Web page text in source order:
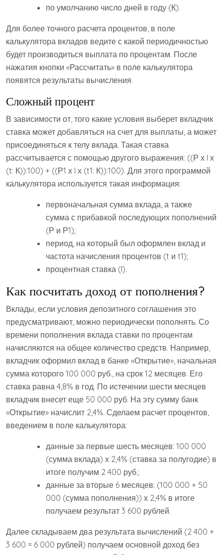
по умолчанию число дней в году (К).
Для более точного расчета процентов, в поле
калькулятора вкладов ведите с какой периодичностью
будет производиться выплата по процентам. После
нажатия кнопки «Рассчитать» в поле калькулятора
появятся результаты вычисления.
Сложный процент
В зависимости от, того какие условия выберет вкладчик
ставка может добавляться на счет для выплаты, а может
присоединяться к телу вклада. Такая ставка
рассчитывается с помощью другого выражения: ((Р х I х
(t: К)):100) + ((Р1 х I х (t1: К)):100). Для этого программой
калькулятора используется такая информация:
первоначальная сумма вклада, а также
сумма с прибавкой последующих пополнений
(Р и Р1);
период, на который был оформлен вклад и
частота начисления процентов (t и t1);
процентная ставка (I).
Как посчитать доход от пополнения?
Вклады, если условия депозитного соглашения это
предусматривают, можно периодически пополнять. Со
времени пополнения вклада ставки по процентам
начисляются на общее количество средств. Например,
вкладчик оформил вклад в банке «Открытие», начальная
сумма которого 100 000 руб., на срок 12 месяцев. Его
ставка равна 4,8% в год. По истечении шести месяцев
вкладчик внесет еще 50 000 руб. На эту сумму банк
«Открытие» начислит 2,4%. Сделаем расчет процентов,
введением в поле калькулятора:
данные за первые шесть месяцев: 100 000
(сумма вклада) х 2,4% (ставка за полугодие) в
итоге получим 2 400 руб.;
данные за вторые 6 месяцев: (100 000 + 50
000 (сумма пополнения)) х 2,4% в итоге
получаем результат 3 600 рублей.
Далее складываем два результата вычислений (2 400 +
3 600 = 6 000 рублей) получаем основной доход без